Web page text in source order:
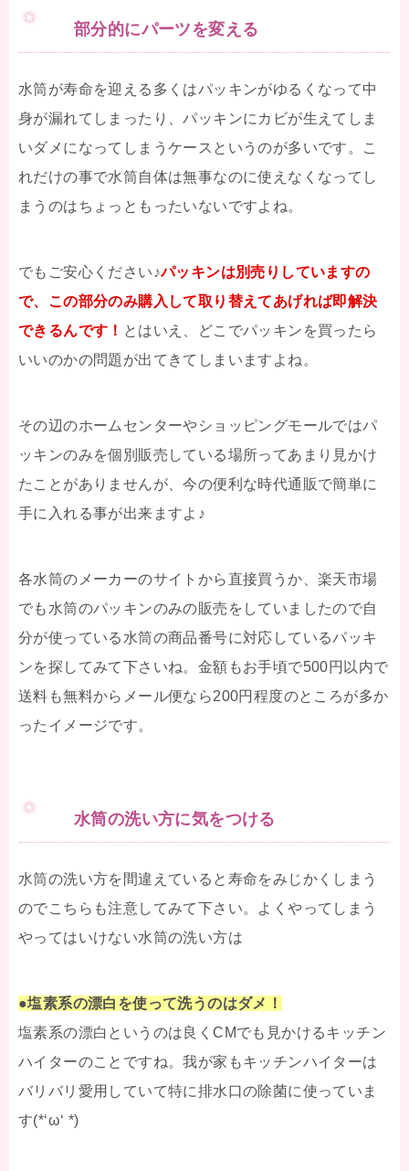
部分的にパーツを変える
水筒が寿命を迎える多くはパッキンがゆるくなって中
身が漏れてしまったり、パッキンにカビが生えてしま
いダメになってしまうケースというのが多いです。こ
れだけの事で水筒自体は無事なのに使えなくなってし
まうのはちょっともったいないですよね。
でもご安心ください♪パッキンは別売りしていますの
で、この部分のみ購入して取り替えてあげれば即解決
できるんです！ とはいえ、どこでパッキンを買ったら
いいのかの問題が出てきてしまいますよね。
その辺のホームセンターやショッピングモールではパ
ッキンのみを個別販売している場所ってあまり見かけ
たことがありませんが、今の便利な時代通販で簡単に
手に入れる事が出来ますよ♪
各水筒のメーカーのサイトから直接買うか、楽天市場
でも水筒のパッキンのみの販売をしていましたので自
分が使っている水筒の商品番号に対応しているパッキ
ンを探してみて下さいね。金額もお手頃で500円以内で
送料も無料からメール便なら200円程度のところが多か
ったイメージです。
水筒の洗い方に気をつける
水筒の洗い方を間違えていると寿命をみじかくしまう
のでこちらも注意してみて下さい。よくやってしまう
やってはいけない水筒の洗い方は
●塩素系の漂白を使って洗うのはダメ！
塩素系の漂白というのは良くCMでも見かけるキッチン
ハイターのことですね。我が家もキッチンハイターは
バリバリ愛用していて特に排水口の除菌に使っていま
す(*‘ω‘ *)